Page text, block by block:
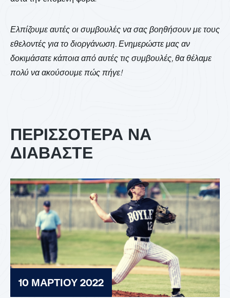
Ελπίζουμε αυτές οι συμβουλές να σας βοηθήσουν με τους
εθελοντές για το διοργάνωση. Ενημερώστε μας αν
δοκιμάσατε κάποια από αυτές τις συμβουλές, θα θέλαμε
πολύ να ακούσουμε πώς πήγε!
ΠΕΡΙΣΣΟΤΕΡΑ ΝΑ
ΔΙΑΒΑΣΤΕ
10 ΜΑΡΤΊΟΥ 2022